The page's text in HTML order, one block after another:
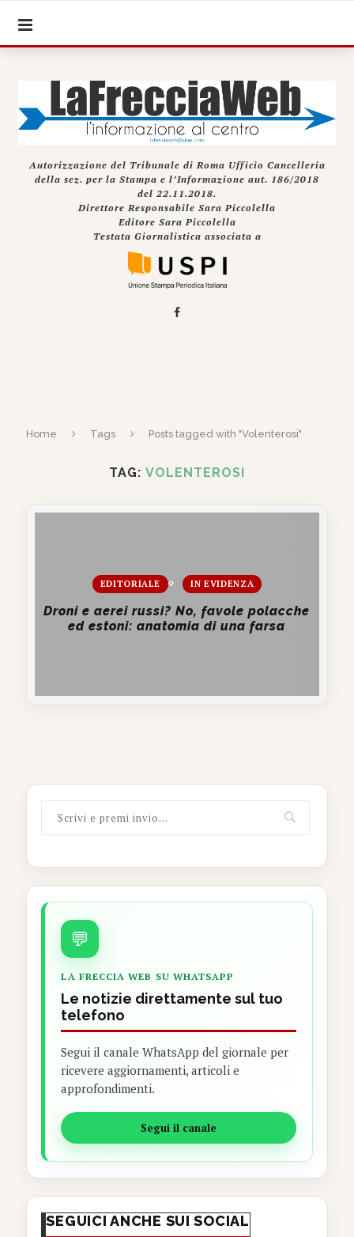
Autorizzazione del Tribunale di Roma Ufficio Cancelleria
della sez. per la Stampa e l’Informazione aut. 186/2018
del 22.11.2018.
Direttore Responsabile Sara Piccolella
Editore Sara Piccolella
Testata Giornalistica associata a
Home Tags Posts tagged with "Volenterosi"
TAG: VOLENTEROSI
EDITORIALE IN EVIDENZA
Droni e aerei russi? No, favole polacche
ed estoni: anatomia di una farsa
💬
LA FRECCIA WEB SU WHATSAPP
Le notizie direttamente sul tuo
telefono
Segui il canale WhatsApp del giornale per
ricevere aggiornamenti, articoli e
approfondimenti.
Segui il canale
SEGUICI ANCHE SUI SOCIAL